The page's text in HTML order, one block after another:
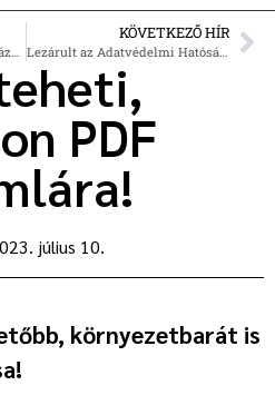
Megvalósuló tervek – XXI. századi ügyfélfogadás
KÖVETKEZŐ HÍR
Lezárult az Adatvédelmi Hatóság vizsgálata a DVG Zrt. adatkezeléséről
PDF
július 10.
környezetbarát is